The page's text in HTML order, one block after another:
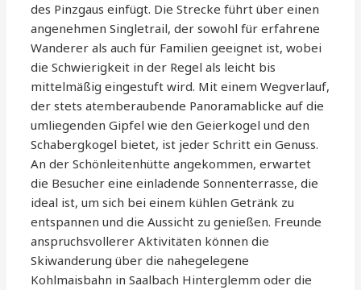
des Pinzgaus einfügt. Die Strecke führt über einen
angenehmen Singletrail, der sowohl für erfahrene
Wanderer als auch für Familien geeignet ist, wobei
die Schwierigkeit in der Regel als leicht bis
mittelmäßig eingestuft wird. Mit einem Wegverlauf,
der stets atemberaubende Panoramablicke auf die
umliegenden Gipfel wie den Geierkogel und den
Schabergkogel bietet, ist jeder Schritt ein Genuss.
An der Schönleitenhütte angekommen, erwartet
die Besucher eine einladende Sonnenterrasse, die
ideal ist, um sich bei einem kühlen Getränk zu
entspannen und die Aussicht zu genießen. Freunde
anspruchsvollerer Aktivitäten können die
Skiwanderung über die nahegelegene
Kohlmaisbahn in Saalbach Hinterglemm oder die